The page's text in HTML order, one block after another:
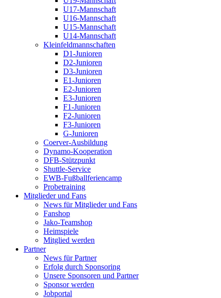
U17-Mannschaft
U16-Mannschaft
U15-Mannschaft
U14-Mannschaft
Kleinfeldmannschaften
D1-Junioren
D2-Junioren
D3-Junioren
E1-Junioren
E2-Junioren
E3-Junioren
F1-Junioren
F2-Junioren
F3-Junioren
G-Junioren
Coerver-Ausbildung
Dynamo-Kooperation
DFB-Stützpunkt
Shuttle-Service
EWB-Fußballferiencamp
Probetraining
Mitglieder und Fans
News für Mitglieder und Fans
Fanshop
Jako-Teamshop
Heimspiele
Mitglied werden
Partner
News für Partner
Erfolg durch Sponsoring
Unsere Sponsoren und Partner
Sponsor werden
Jobportal